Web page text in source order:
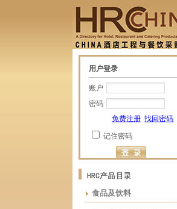
用户登录
账户
密码
免费注册 找回密码
记住密码
食品及饮料